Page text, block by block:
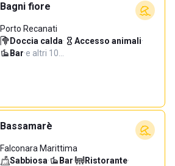
Bagni fiore
Porto Recanati
Doccia calda· Accesso animali·
Bar·e altri 10…
Bassamarè
Falconara Marittima
Sabbiosa· Bar· Ristorante·